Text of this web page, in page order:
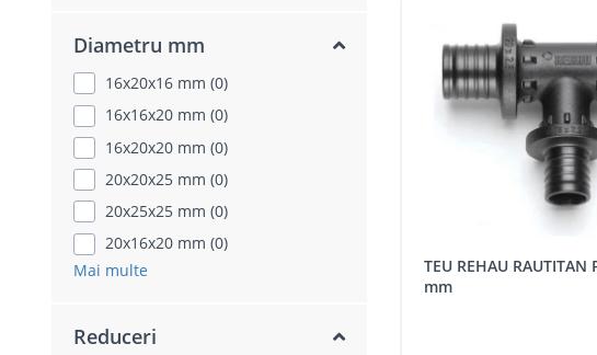
Diametru mm
16x20x16 mm (0)
16x16x20 mm (0)
16x20x20 mm (0)
20x20x25 mm (0)
20x25x25 mm (0)
20x16x20 mm (0)
Mai multe
Reduceri
TEU REHAU RAUTITAN PX D 32x25x32
mm